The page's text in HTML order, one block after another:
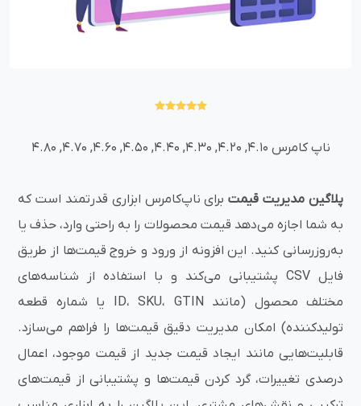
ناپ کامرس 4.10, 4.20, 4.30, 4.40, 4.50, 4.60, 4.70, 4.80
پلاگین مدیریت قیمتبرای ناپ‌کامرس ابزاری قدرتمند است که
به شما اجازه می‌دهد قیمت‌ محصولات را به راحتی وارد، حذف یا
به‌روزرسانی کنید. این افزونه از ورود و خروج قیمت‌ها از طریق
فایل CSV پشتیبانی می‌کند و با استفاده از شناسه‌های
مختلف محصول (مانند ID، SKU، GTIN یا شماره قطعه
تولیدکننده) امکان مدیریت دقیق قیمت‌ها را فراهم می‌سازد.
قابلیت‌هایی مانند ایجاد قیمت جدید از قیمت موجود، اعمال
درصدی تغییرات، گرد کردن قیمت‌ها و پشتیبانی از قیمت‌های